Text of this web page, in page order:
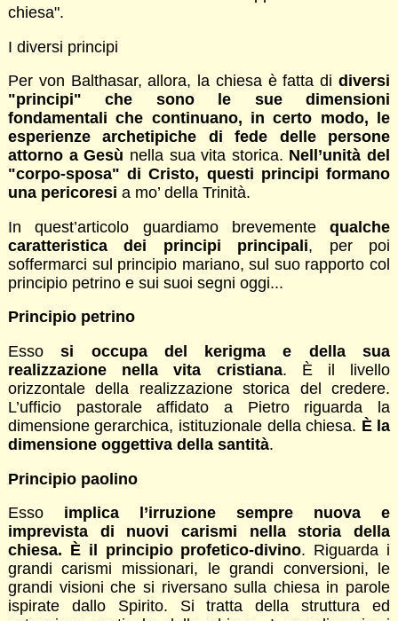
chiesa".
I diversi principi
Per von Balthasar, allora, la chiesa è fatta didiversi
"principi" che sono le sue dimensioni
fondamentali che continuano, in certo modo, le
esperienze archetipiche di fede delle persone
attorno a Gesù nella sua vita storica. Nell’unità del
"corpo-sposa" di Cristo, questi principi formano
una pericoresi a mo’ della Trinità.
In quest’articolo guardiamo brevementequalche
caratteristica dei principi principali, per poi
soffermarci sul principio mariano, sul suo rapporto col
principio petrino e sui suoi segni oggi...
Principio petrino
Essosi occupa del kerigma e della sua
realizzazione nella vita cristiana. È il livello
orizzontale della realizzazione storica del credere.
L’ufficio pastorale affidato a Pietro riguarda la
dimensione gerarchica, istituzionale della chiesa. È la
dimensione oggettiva della santità.
Principio paolino
Esso implica l’irruzione sempre nuova e
imprevista di nuovi carismi nella storia della
chiesa. È il principio profetico-divino. Riguarda i
grandi carismi missionari, le grandi conversioni, le
grandi visioni che si riversano sulla chiesa in parole
ispirate dallo Spirito. Si tratta della struttura ed